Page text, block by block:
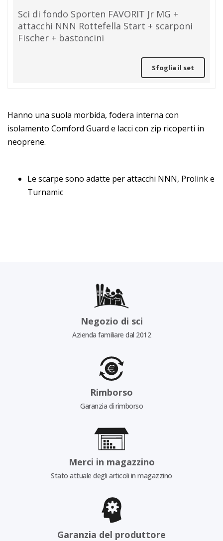
Sci di fondo Sporten FAVORIT Jr MG +
attacchi NNN Rottefella Start + scarponi
Fischer + bastoncini
Sfoglia il set
Hanno una suola morbida, fodera interna con
isolamento Comford Guard e lacci con zip ricoperti in
neoprene.
Le scarpe sono adatte per attacchi NNN, Prolink e
Turnamic
Negozio di sci
Azienda familiare dal 2012
Rimborso
Garanzia di rimborso
Merci in magazzino
Stato attuale degli articoli in magazzino
Garanzia del produttore